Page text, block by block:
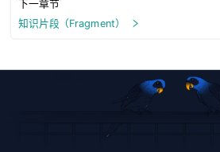
下一章节
知识片段（Fragment）